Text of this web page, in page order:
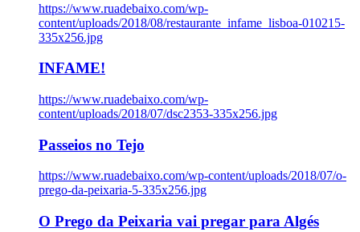
https://www.ruadebaixo.com/wp-
content/uploads/2018/08/restaurante_infame_lisboa-010215-
335x256.jpg
INFAME!
https://www.ruadebaixo.com/wp-
content/uploads/2018/07/dsc2353-335x256.jpg
Passeios no Tejo
https://www.ruadebaixo.com/wp-content/uploads/2018/07/o-
prego-da-peixaria-5-335x256.jpg
O Prego da Peixaria vai pregar para Algés